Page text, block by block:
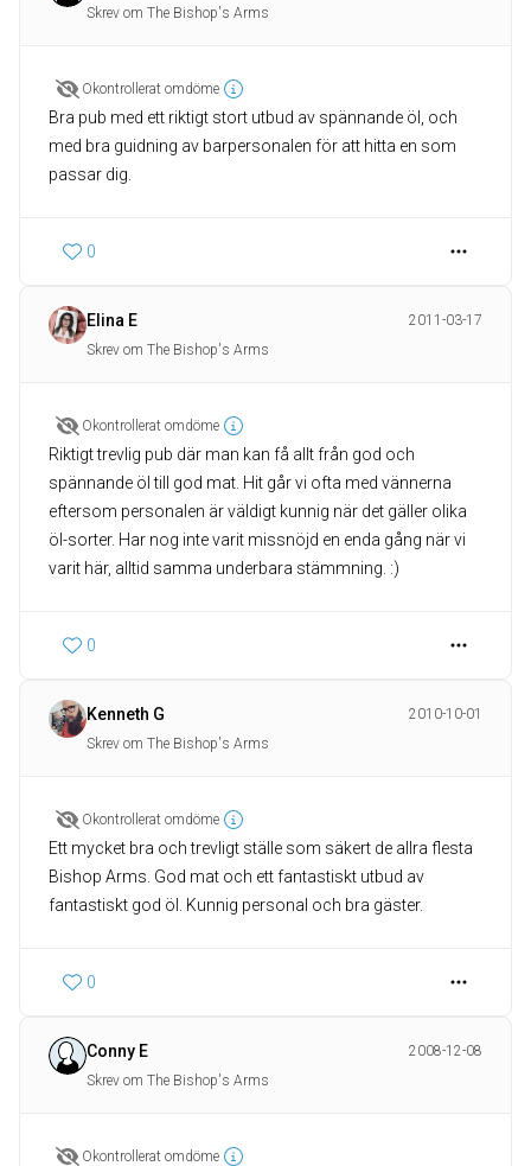
Skrev om The Bishop's Arms
Okontrollerat omdöme
Bra pub med ett riktigt stort utbud av spännande öl, och
med bra guidning av barpersonalen för att hitta en som
passar dig.
0
Elina E
2011-03-17
Skrev om The Bishop's Arms
Okontrollerat omdöme
Riktigt trevlig pub där man kan få allt från god och
spännande öl till god mat. Hit går vi ofta med vännerna
eftersom personalen är väldigt kunnig när det gäller olika
öl-sorter. Har nog inte varit missnöjd en enda gång när vi
varit här, alltid samma underbara stämmning. :)
0
Kenneth G
2010-10-01
Skrev om The Bishop's Arms
Okontrollerat omdöme
Ett mycket bra och trevligt ställe som säkert de allra flesta
Bishop Arms. God mat och ett fantastiskt utbud av
fantastiskt god öl. Kunnig personal och bra gäster.
0
Conny E
2008-12-08
Skrev om The Bishop's Arms
Okontrollerat omdöme